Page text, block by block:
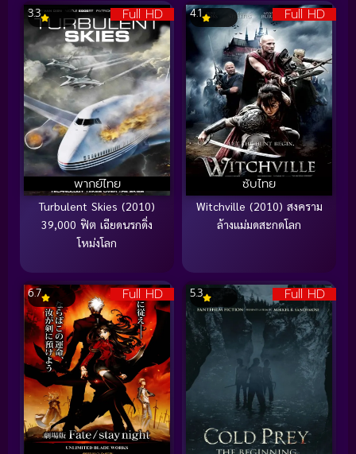
Full HD
พากย์ไทย
3.3
Turbulent Skies (2010)
39,000 ฟิต เฉียดนรกดิ่ง
โหม่งโลก
Full HD
ซับไทย
4.1
Witchville (2010) สงคราม
ล้างแม่มดสะกดโลก
Full HD
6.7 Full HD
5.3